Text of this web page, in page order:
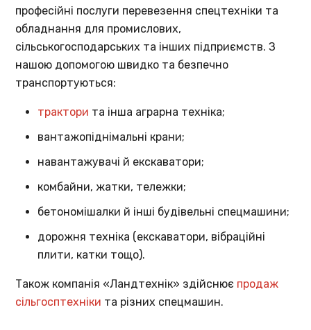
професійні послуги перевезення спецтехніки та
обладнання для промислових,
сільськогосподарських та інших підприємств. З
нашою допомогою швидко та безпечно
транспортуються:
трактори та інша аграрна техніка;
вантажопіднімальні крани;
навантажувачі й екскаватори;
комбайни, жатки, тележки;
бетономішалки й інші будівельні спецмашини;
дорожня техніка (екскаватори, вібраційні
плити, катки тощо).
Також компанія «Ландтехнік» здійснює продаж
сільгосптехніки та різних спецмашин.